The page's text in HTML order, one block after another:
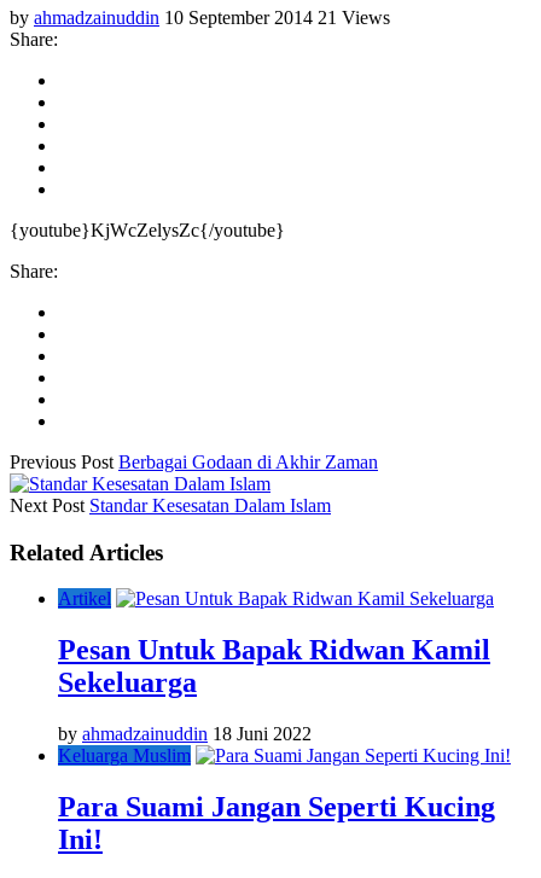
by ahmadzainuddin 10 September 2014 21 Views
Share:
{youtube}KjWcZelysZc{/youtube}
Share:
Previous Post Berbagai Godaan di Akhir Zaman
Next Post Standar Kesesatan Dalam Islam
Related Articles
Artikel
Pesan Untuk Bapak Ridwan Kamil
Sekeluarga
by ahmadzainuddin 18 Juni 2022
Keluarga Muslim
Para Suami Jangan Seperti Kucing
Ini!